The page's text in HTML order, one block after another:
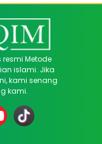
Metode
islami. Jika
kami senang
kami.